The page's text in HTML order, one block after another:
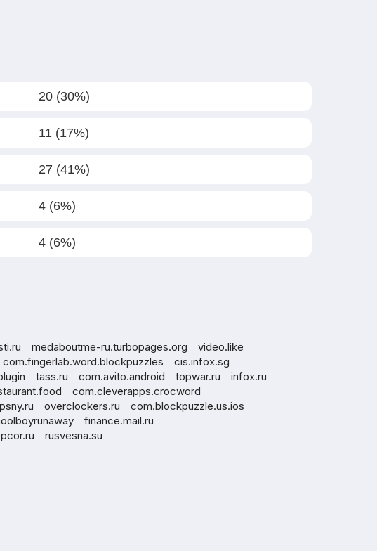
20 (30%)
11 (17%)
27 (41%)
4 (6%)
4 (6%)
medaboutme-ru.turbopages.org
video.like
com.fingerlab.word.blockpuzzles
cis.infox.sg
tass.ru com.avito.android topwar.ru
infox.ru
com.cleverapps.crocword
overclockers.ru
com.blockpuzzle.us.ios
finance.mail.ru
rusvesna.su